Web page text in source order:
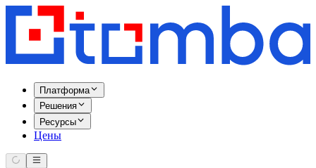
Платформа
Решения
Ресурсы
Цены